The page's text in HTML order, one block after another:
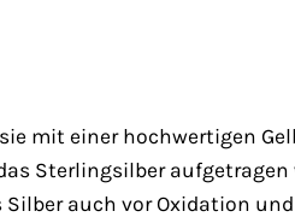
mit einer hochwertigen
Sterlingsilber
auch vor Oxidation